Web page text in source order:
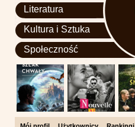
Literatura
Kultura i Sztuka
Społeczność